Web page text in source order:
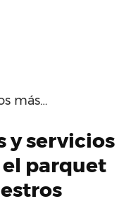
más…
y servicios
parquet